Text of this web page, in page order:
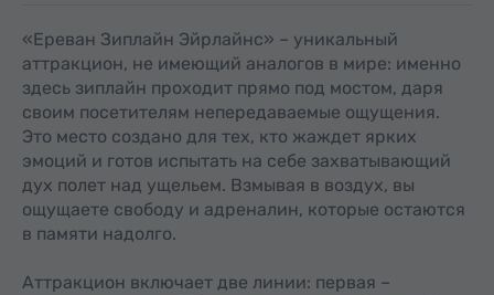
«Ереван Зиплайн Эйрлайнс» – уникальный
аттракцион, не имеющий аналогов в мире: именно
здесь зиплайн проходит прямо под мостом, даря
своим посетителям непередаваемые ощущения.
Это место создано для тех, кто жаждет ярких
эмоций и готов испытать на себе захватывающий
дух полет над ущельем. Взмывая в воздух, вы
ощущаете свободу и адреналин, которые остаются
в памяти надолго.
Аттракцион включает две линии: первая –